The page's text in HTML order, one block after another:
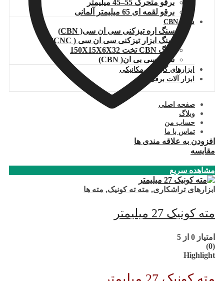
برقو متحرک 55–45 میلیمتر
برقو لقمه ای 65 میلیمتر آلمانی
سنگ CBN
سنگ اره تیزکنی سی ان سی( CBN)
سنگ ابزار تیزکنی سی ان سی ( CNC)
سنگ CBN تخت 150X15X6X32
سنگ سی بی ان( CBN)
ابزارهای گاراژی -مکانیکی
ابزار آلات برقی
صفحه اصلی
وبلاگ
حساب من
تماس با ما
افزودن به علاقه مندی ها
مقایسه
مشاهده سریع
ابزارهای تراشکاری, مته ته کونیک, مته ها
مته کونیک 27 میلیمتر
امتیاز 0 از 5
(0)
Highlight